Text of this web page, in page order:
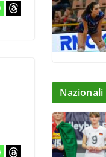
Nazionali